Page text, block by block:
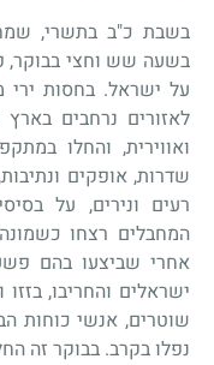
בשעה שש וחצי
על ישראל. בחסות ירי
לאזורים נרחבים
ואווירית, והחלו
שדרות, אופקים
רעים ונירים, על
המחבלים רצחו
אחרי שביצעו בהם
ישראלים והחריבו,
שוטרים, אנשי כוחות
נפלו בקרב. בבוקר זה